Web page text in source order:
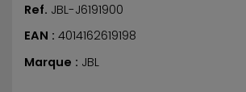
Ref. JBL-J6191900
EAN : 4014162619198
Marque : JBL